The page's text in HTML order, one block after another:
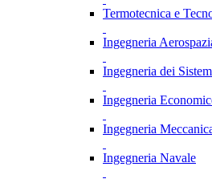
Termotecnica e
Ingegneria
Ingegneria dei
Ingegneria
Ingegneria
Ingegneria Navale